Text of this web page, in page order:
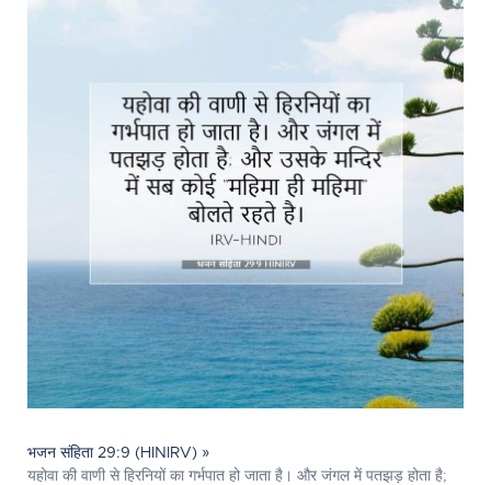
भजन संहिता 29:9 (HINIRV) »
यहोवा की वाणी से हिरनियों का गर्भपात हो जाता है। और जंगल में पतझड़ होता है;